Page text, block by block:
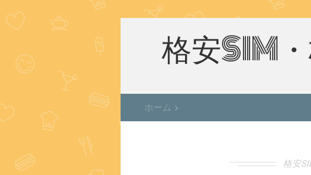
格安SIM
ホーム keyboard_arrow_right
格安